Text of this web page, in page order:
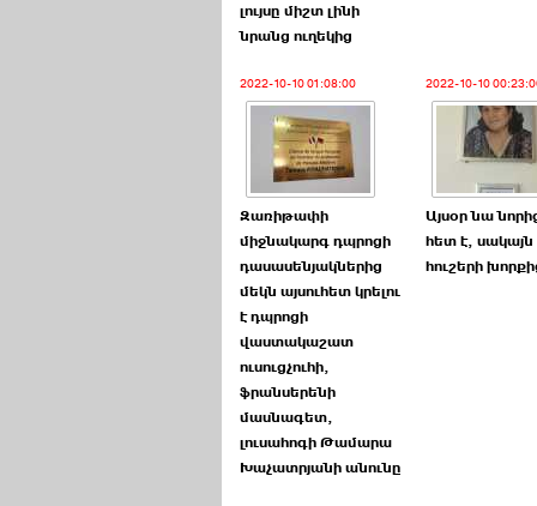
լույսը միշտ լինի
նրանց ուղեկից
2022-10-10 01:08:00
Զառիթափի
միջնակարգ դպրոցի
դասասենյակներից
մեկն այսուհետ կրելու
է դպրոցի
վաստակաշատ
ուսուցչուհի,
ֆրանսերենի
մասնագետ,
լուսահոգի Թամարա
Խաչատրյանի անունը
2022-10-10
Այսօր նա
հետ է, սակայն
հուշերի